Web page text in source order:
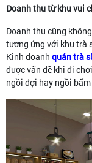
Doanh thu từ khu vui
Doanh thu cũng
tương ứng với khu trà
Kinh doanh quán trà
được vấn đề khi đi
ngồi đợi hay ngồi